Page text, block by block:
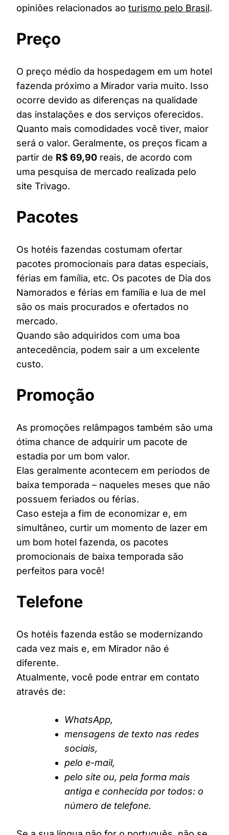
opiniões relacionados ao turismo pelo Brasil.
Preço
O preço médio da hospedagem em um hotel
fazenda próximo a Mirador varia muito. Isso
ocorre devido as diferenças na qualidade
das instalações e dos serviços oferecidos.
Quanto mais comodidades você tiver, maior
será o valor. Geralmente, os preços ficam a
partir de R$ 69,90 reais, de acordo com
uma pesquisa de mercado realizada pelo
site Trivago.
Pacotes
Os hotéis fazendas costumam ofertar
pacotes promocionais para datas especiais,
férias em família, etc. Os pacotes de Dia dos
Namorados e férias em família e lua de mel
são os mais procurados e ofertados no
mercado.
Quando são adquiridos com uma boa
antecedência, podem sair a um excelente
custo.
Promoção
As promoções relâmpagos também são uma
ótima chance de adquirir um pacote de
estadia por um bom valor.
Elas geralmente acontecem em períodos de
baixa temporada – naqueles meses que não
possuem feriados ou férias.
Caso esteja a fim de economizar e, em
simultâneo, curtir um momento de lazer em
um bom hotel fazenda, os pacotes
promocionais de baixa temporada são
perfeitos para você!
Telefone
Os hotéis fazenda estão se modernizando
cada vez mais e, em Mirador não é
diferente.
Atualmente, você pode entrar em contato
através de:
WhatsApp,
mensagens de texto nas redes
sociais,
pelo e-mail,
pelo site ou, pela forma mais
antiga e conhecida por todos: o
número de telefone.